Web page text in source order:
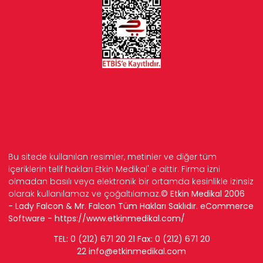
Bu sitede kullanılan resimler, metinler ve diğer tüm
içeriklerin telif hakları Etkin Medikal' e aittir. Firma izni
olmadan basılı veya elektronik bir ortamda kesinlikle izinsiz
olarak kullanılamaz ve çoğaltılamaz.© Etkin Medikal 2006
- Lady Falcon & Mr. Falcon Tüm Hakları Saklıdır. eCommerce
Software - https://www.etkinmedikal.com/
TEL: 0 (212) 671 20 21 Fax: 0 (212) 671 20
22 info@etkinmedikal.com